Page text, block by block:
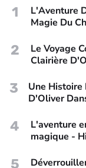
1
L'Aventure
Magie Du
2
Le Voyage
Clairière
3
Une Histoire
D'Oliver
4
L'aventure
magique -
5